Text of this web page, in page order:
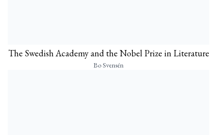
The Swedish Academy and the Nobel Prize in Literature
Bo Svensén